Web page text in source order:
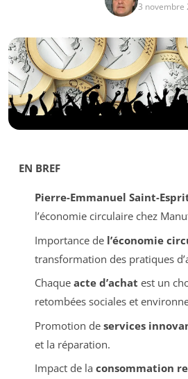
3 novembre
EN BREF
Pierre-Emmanuel Saint-
l’économie circulaire chez
Importance de l’économie
transformation des pratiques
Chaque acte d’achat est un
retombées sociales et
Promotion de services
et la réparation.
Impact de la consommation